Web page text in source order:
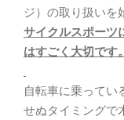
ジ）の取り扱いを
サイクルスポーツ
はすごく大切です。
自転車に乗ってい
せぬタイミングで